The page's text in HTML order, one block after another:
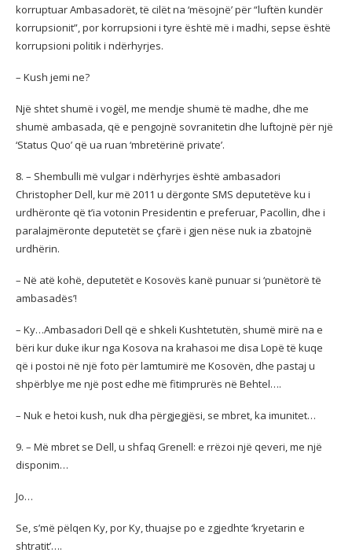
korruptuar Ambasadorët, të cilët na ‘mësojnë’ për “luftën kundër
korrupsionit”, por korrupsioni i tyre është më i madhi, sepse është
korrupsioni politik i ndërhyrjes.
– Kush jemi ne?
Një shtet shumë i vogël, me mendje shumë të madhe, dhe me
shumë ambasada, që e pengojnë sovranitetin dhe luftojnë për një
‘Status Quo’ që ua ruan ‘mbretërinë private’.
8. – Shembulli më vulgar i ndërhyrjes është ambasadori
Christopher Dell, kur më 2011 u dërgonte SMS deputetëve ku i
urdhëronte që t’ia votonin Presidentin e preferuar, Pacollin, dhe i
paralajmëronte deputetët se çfarë i gjen nëse nuk ia zbatojnë
urdhërin.
– Në atë kohë, deputetët e Kosovës kanë punuar si ‘punëtorë të
ambasadës’!
– Ky…Ambasadori Dell që e shkeli Kushtetutën, shumë mirë na e
bëri kur duke ikur nga Kosova na krahasoi me disa Lopë të kuqe
që i postoi në një foto për lamtumirë me Kosovën, dhe pastaj u
shpërblye me një post edhe më fitimprurës në Behtel….
– Nuk e hetoi kush, nuk dha përgjegjësi, se mbret, ka imunitet…
9. – Më mbret se Dell, u shfaq Grenell: e rrëzoi një qeveri, me një
disponim…
Jo…
Se, s’më pëlqen Ky, por Ky, thuajse po e zgjedhte ‘kryetarin e
shtratit’….